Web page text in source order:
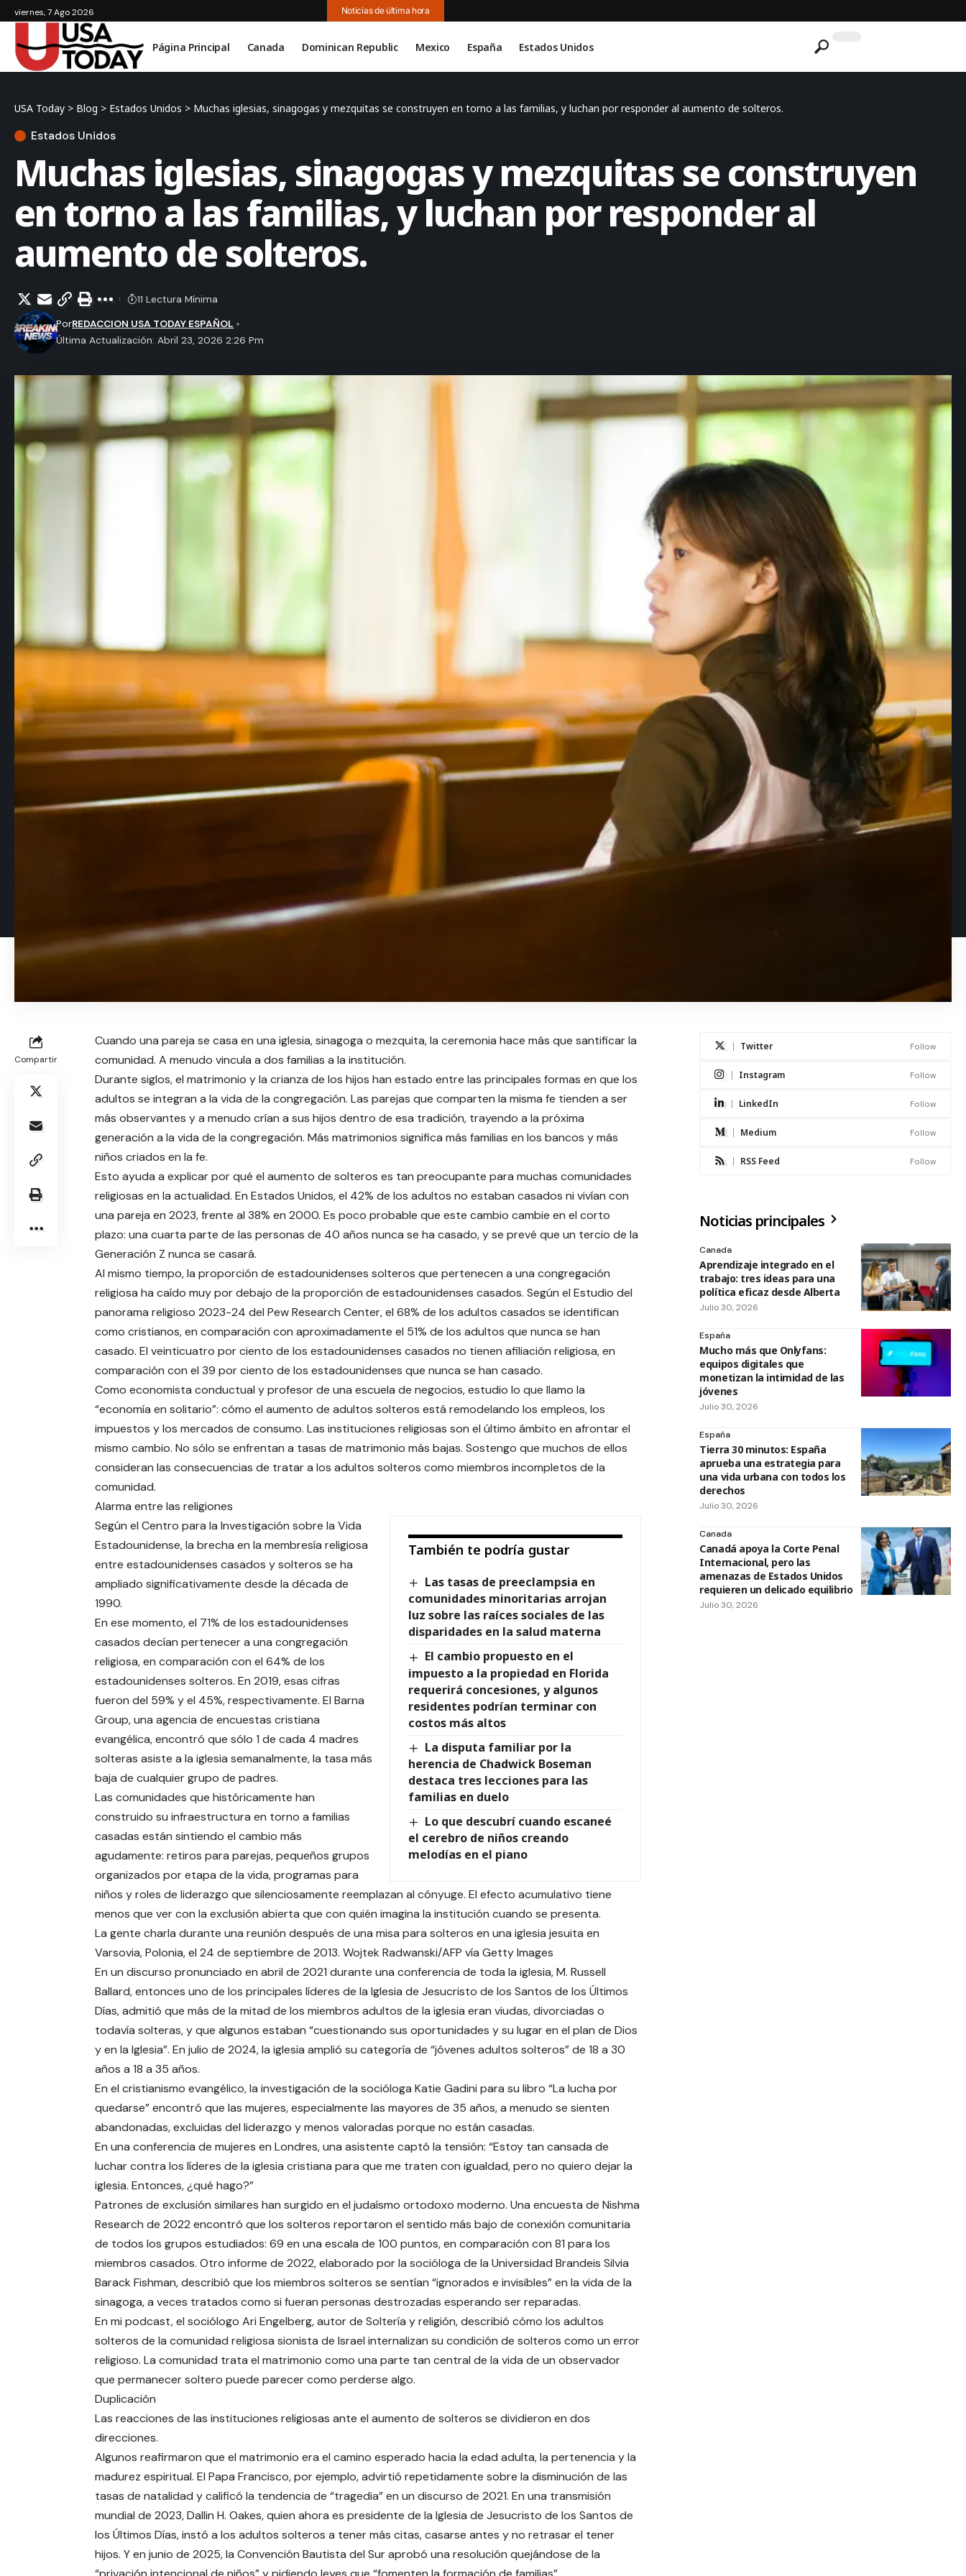
viernes, 7 Ago 2026 Noticias de última hora
Página Principal Canada Dominican Republic Mexico España Estados Unidos
USA Today > Blog > Estados Unidos > Muchas iglesias, sinagogas y mezquitas se construyen en torno a las familias, y luchan por responder al aumento de solteros.
Estados Unidos
Muchas iglesias, sinagogas y mezquitas se construyen
en torno a las familias, y luchan por responder al
aumento de solteros.
Última Actualización: Abril 23, 2026 2:26 Pm
PorREDACCION USA TODAY ESPAÑOL
11 Lectura Mínima
Compartir
Cuando una pareja se casa en una iglesia, sinagoga o mezquita, la ceremonia hace más que santificar la
comunidad. A menudo vincula a dos familias a la institución.
Durante siglos, el matrimonio y la crianza de los hijos han estado entre las principales formas en que los
adultos se integran a la vida de la congregación. Las parejas que comparten la misma fe tienden a ser
más observantes y a menudo crían a sus hijos dentro de esa tradición, trayendo a la próxima
generación a la vida de la congregación. Más matrimonios significa más familias en los bancos y más
niños criados en la fe.
Esto ayuda a explicar por qué el aumento de solteros es tan preocupante para muchas comunidades
religiosas en la actualidad. En Estados Unidos, el 42% de los adultos no estaban casados ​​ni vivían con
una pareja en 2023, frente al 38% en 2000. Es poco probable que este cambio cambie en el corto
plazo: una cuarta parte de las personas de 40 años nunca se ha casado, y se prevé que un tercio de la
Generación Z nunca se casará.
Al mismo tiempo, la proporción de estadounidenses solteros que pertenecen a una congregación
religiosa ha caído muy por debajo de la proporción de estadounidenses casados. Según el Estudio del
panorama religioso 2023-24 del Pew Research Center, el 68% de los adultos casados ​​se identifican
como cristianos, en comparación con aproximadamente el 51% de los adultos que nunca se han
casado. El veinticuatro por ciento de los estadounidenses casados ​​no tienen afiliación religiosa, en
comparación con el 39 por ciento de los estadounidenses que nunca se han casado.
Como economista conductual y profesor de una escuela de negocios, estudio lo que llamo la
“economía en solitario”: cómo el aumento de adultos solteros está remodelando los empleos, los
impuestos y los mercados de consumo. Las instituciones religiosas son el último ámbito en afrontar el
mismo cambio. No sólo se enfrentan a tasas de matrimonio más bajas. Sostengo que muchos de ellos
consideran las consecuencias de tratar a los adultos solteros como miembros incompletos de la
comunidad.
Alarma entre las religiones
También te podría gustar
Las tasas de preeclampsia en
comunidades minoritarias arrojan
luz sobre las raíces sociales de las
disparidades en la salud materna
El cambio propuesto en el
impuesto a la propiedad en Florida
requerirá concesiones, y algunos
residentes podrían terminar con
costos más altos
La disputa familiar por la
herencia de Chadwick Boseman
destaca tres lecciones para las
familias en duelo
Lo que descubrí cuando escaneé
el cerebro de niños creando
melodías en el piano
Según el Centro para la Investigación sobre la Vida
Estadounidense, la brecha en la membresía religiosa
entre estadounidenses casados ​​y solteros se ha
ampliado significativamente desde la década de
1990.
En ese momento, el 71% de los estadounidenses
casados ​​decían pertenecer a una congregación
religiosa, en comparación con el 64% de los
estadounidenses solteros. En 2019, esas cifras
fueron del 59% y el 45%, respectivamente. El Barna
Group, una agencia de encuestas cristiana
evangélica, encontró que sólo 1 de cada 4 madres
solteras asiste a la iglesia semanalmente, la tasa más
baja de cualquier grupo de padres.
Las comunidades que históricamente han
construido su infraestructura en torno a familias
casadas están sintiendo el cambio más
agudamente: retiros para parejas, pequeños grupos
organizados por etapa de la vida, programas para
niños y roles de liderazgo que silenciosamente reemplazan al cónyuge. El efecto acumulativo tiene
menos que ver con la exclusión abierta que con quién imagina la institución cuando se presenta.
La gente charla durante una reunión después de una misa para solteros en una iglesia jesuita en
Varsovia, Polonia, el 24 de septiembre de 2013. Wojtek Radwanski/AFP vía Getty Images
En un discurso pronunciado en abril de 2021 durante una conferencia de toda la iglesia, M. Russell
Ballard, entonces uno de los principales líderes de la Iglesia de Jesucristo de los Santos de los Últimos
Días, admitió que más de la mitad de los miembros adultos de la iglesia eran viudas, divorciadas o
todavía solteras, y que algunos estaban “cuestionando sus oportunidades y su lugar en el plan de Dios
y en la Iglesia”. En julio de 2024, la iglesia amplió su categoría de “jóvenes adultos solteros” de 18 a 30
años a 18 a 35 años.
En el cristianismo evangélico, la investigación de la socióloga Katie Gadini para su libro “La lucha por
quedarse” encontró que las mujeres, especialmente las mayores de 35 años, a menudo se sienten
abandonadas, excluidas del liderazgo y menos valoradas porque no están casadas.
En una conferencia de mujeres en Londres, una asistente captó la tensión: “Estoy tan cansada de
luchar contra los líderes de la iglesia cristiana para que me traten con igualdad, pero no quiero dejar la
iglesia. Entonces, ¿qué hago?”
Patrones de exclusión similares han surgido en el judaísmo ortodoxo moderno. Una encuesta de Nishma
Research de 2022 encontró que los solteros reportaron el sentido más bajo de conexión comunitaria
de todos los grupos estudiados: 69 en una escala de 100 puntos, en comparación con 81 para los
miembros casados. Otro informe de 2022, elaborado por la socióloga de la Universidad Brandeis Silvia
Barack Fishman, describió que los miembros solteros se sentían “ignorados e invisibles” en la vida de la
sinagoga, a veces tratados como si fueran personas destrozadas esperando ser reparadas.
En mi podcast, el sociólogo Ari Engelberg, autor de Soltería y religión, describió cómo los adultos
solteros de la comunidad religiosa sionista de Israel internalizan su condición de solteros como un error
religioso. La comunidad trata el matrimonio como una parte tan central de la vida de un observador
que permanecer soltero puede parecer como perderse algo.
Duplicación
Las reacciones de las instituciones religiosas ante el aumento de solteros se dividieron en dos
direcciones.
Algunos reafirmaron que el matrimonio era el camino esperado hacia la edad adulta, la pertenencia y la
madurez espiritual. El Papa Francisco, por ejemplo, advirtió repetidamente sobre la disminución de las
tasas de natalidad y calificó la tendencia de “tragedia” en un discurso de 2021. En una transmisión
mundial de 2023, Dallin H. Oakes, quien ahora es presidente de la Iglesia de Jesucristo de los Santos de
los Últimos Días, instó a los adultos solteros a tener más citas, casarse antes y no retrasar el tener
hijos. Y en junio de 2025, la Convención Bautista del Sur aprobó una resolución quejándose de la
Twitter Follow
Instagram Follow
LinkedIn Follow
Medium Follow
RSS Feed Follow
Noticias principales
Canada
Aprendizaje integrado en el
trabajo: tres ideas para una
política eficaz desde Alberta
Julio 30, 2026
España
Mucho más que Onlyfans:
equipos digitales que
monetizan la intimidad de las
jóvenes
Julio 30, 2026
España
Tierra 30 minutos: España
aprueba una estrategia para
una vida urbana con todos los
derechos
Julio 30, 2026
Canada
Canadá apoya la Corte Penal
Internacional, pero las
amenazas de Estados Unidos
requieren un delicado equilibrio
Julio 30, 2026